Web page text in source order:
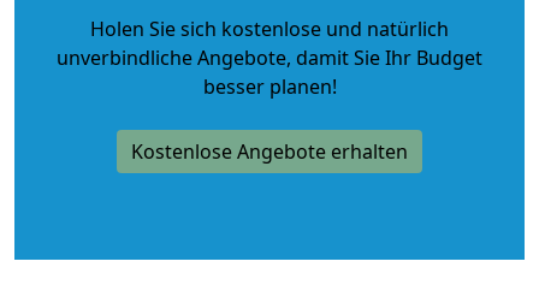
Holen Sie sich kostenlose und natürlich
unverbindliche Angebote, damit Sie Ihr Budget
besser planen!
Kostenlose Angebote erhalten